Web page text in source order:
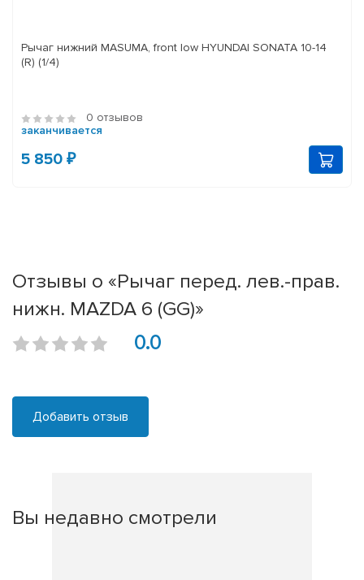
Рычаг нижний MASUMA, front low HYUNDAI SONATA 10-14
(R) (1/4)
0 отзывов
заканчивается
5 850 ₽
Отзывы о «Рычаг перед. лев.-прав.
нижн. MAZDA 6 (GG)»
0.0
Добавить отзыв
Вы недавно смотрели